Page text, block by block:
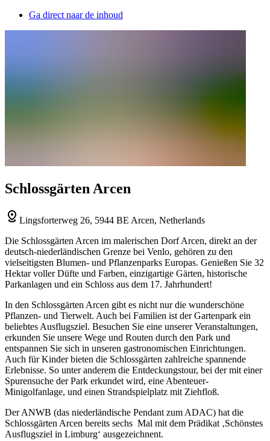
Ga direct naar de inhoud
Schlossgärten Arcen
Lingsforterweg 26, 5944 BE Arcen, Netherlands
Die Schlossgärten Arcen im malerischen Dorf Arcen, direkt an der
deutsch-niederländischen Grenze bei Venlo, gehören zu den
vielseitigsten Blumen- und Pflanzenparks Europas. Genießen Sie 32
Hektar voller Düfte und Farben, einzigartige Gärten, historische
Parkanlagen und ein Schloss aus dem 17. Jahrhundert!
In den Schlossgärten Arcen gibt es nicht nur die wunderschöne
Pflanzen- und Tierwelt. Auch bei Familien ist der Gartenpark ein
beliebtes Ausflugsziel. Besuchen Sie eine unserer Veranstaltungen,
erkunden Sie unsere Wege und Routen durch den Park und
entspannen Sie sich in unseren gastronomischen Einrichtungen.
Auch für Kinder bieten die Schlossgärten zahlreiche spannende
Erlebnisse. So unter anderem die Entdeckungstour, bei der mit einer
Spurensuche der Park erkundet wird, eine Abenteuer-
Minigolfanlage, und einen Strandspielplatz mit Ziehfloß.
Der ANWB (das niederländische Pendant zum ADAC) hat die
Schlossgärten Arcen bereits sechs Mal mit dem Prädikat ‚Schönstes
Ausflugsziel in Limburg‘ ausgezeichnent.